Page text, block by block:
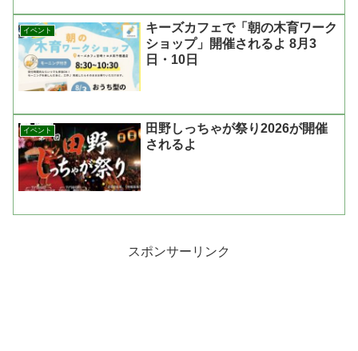
イベント
キーズカフェで「朝の木育ワーク
ショップ」開催されるよ 8月3
日・10日
イベント
田野しっちゃが祭り2026が開催
されるよ
スポンサーリンク